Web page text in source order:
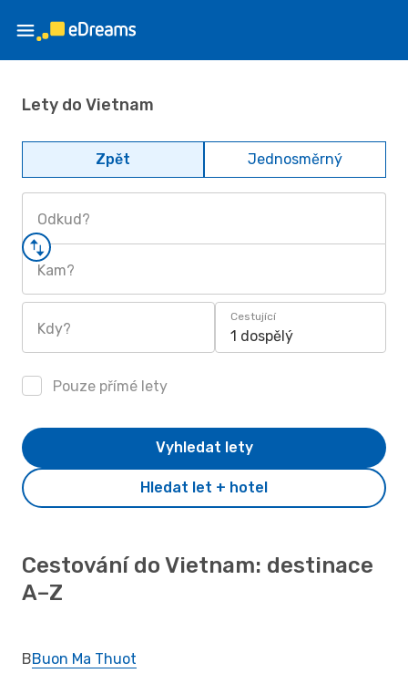
Lety do Vietnam
Zpět Jednosměrný
Odkud?
Kam?
Kdy?
Cestující
1 dospělý
Pouze přímé lety
Hledat let + hotel
Vyhledat lety
Cestování do Vietnam: destinace
A–Z
BBuon Ma Thuot